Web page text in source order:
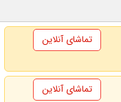
تماشای آنلاین
تماشای آنلاین